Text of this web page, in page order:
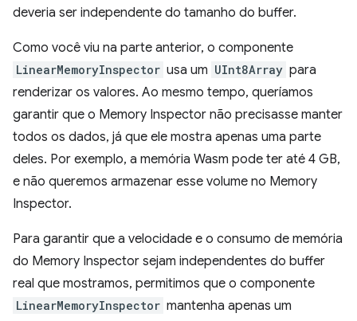
deveria ser independente do tamanho do buffer.
Como você viu na parte anterior, o componente
LinearMemoryInspector usa um UInt8Array para
renderizar os valores. Ao mesmo tempo, queríamos
garantir que o Memory Inspector não precisasse manter
todos os dados, já que ele mostra apenas uma parte
deles. Por exemplo, a memória Wasm pode ter até 4 GB,
e não queremos armazenar esse volume no Memory
Inspector.
Para garantir que a velocidade e o consumo de memória
do Memory Inspector sejam independentes do buffer
real que mostramos, permitimos que o componente
LinearMemoryInspector mantenha apenas um